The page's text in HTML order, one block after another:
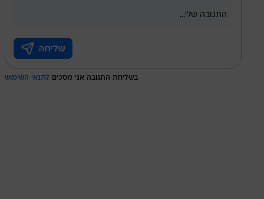
בשליחת התגובה אני מסכים לתנאי השימוש